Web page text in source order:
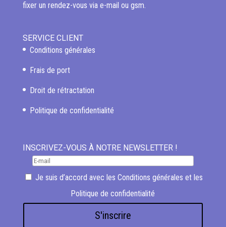
fixer un rendez-vous via e-mail ou gsm.
SERVICE CLIENT
Conditions générales
Frais de port
Droit de rétractation
Politique de confidentialité
INSCRIVEZ-VOUS À NOTRE NEWSLETTER !
Je suis d’accord avec les Conditions générales et les
Politique de confidentialité
S'inscrire